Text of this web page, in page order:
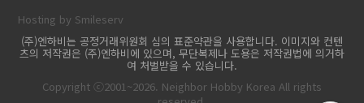
Hosting by Smileserv
(주)엔하비는 공정거래위원회 심의 표준약관을 사용합니다. 이미지와 컨텐
츠의 저작권은 (주)엔하비에 있으며, 무단복제나 도용은 저작권법에 의거하
여 처벌받을 수 있습니다.
Copyright ⓒ2001~2026. Neighbor Hobby Korea All rights